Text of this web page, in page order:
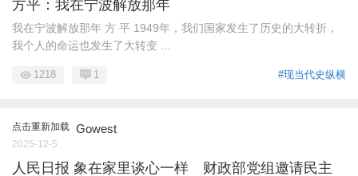
方平：我在宁波解放那年
我在宁波解放那年 方 平 1949年，我们国家发生了历史的大转折，
我个人的命运也发生了大转变 ...
#现当代史纵横
1218 1
点击重新加载 Gowest
2025-12-5
人民日报 象在家里谈心一样 财政部党组邀请民主